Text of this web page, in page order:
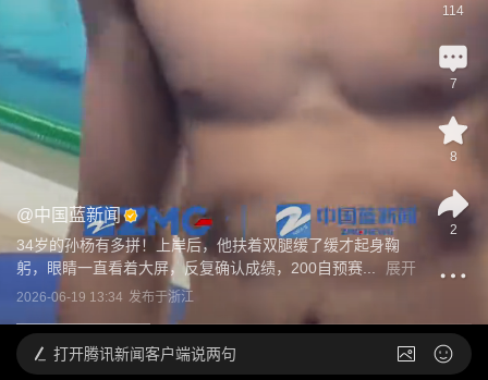
@中国蓝新闻
34岁的孙杨有多拼！上岸后，他扶着双腿缓了缓才起身鞠
躬，眼睛一直看着大屏，反复确认成绩，200自预赛...
展开
2026-06-19 13:34 发布于浙江
114
7
8
2
打开腾讯新闻客户端说两句